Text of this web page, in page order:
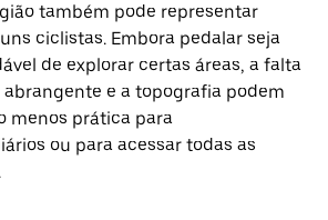
também pode representar
ciclistas. Embora pedalar seja
de explorar certas áreas, a falta
e a topografia podem
menos prática para
ou para acessar todas as